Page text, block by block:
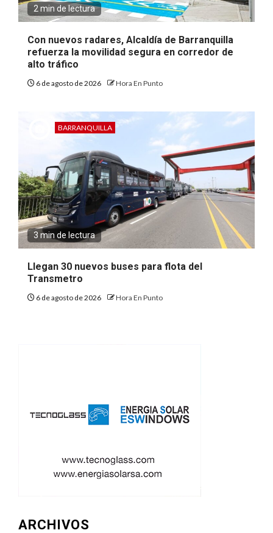
2 min de lectura
Con nuevos radares, Alcaldía de Barranquilla
refuerza la movilidad segura en corredor de
alto tráfico
6 de agosto de 2026 Hora En Punto
BARRANQUILLA
3 min de lectura
Llegan 30 nuevos buses para flota del
Transmetro
6 de agosto de 2026 Hora En Punto
ARCHIVOS